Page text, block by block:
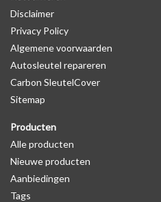
productfoto te kijken of er een logo
Levering
Voor 16:00 besteld = Dezelfde dag
Verzending naar België: 1/3
Merk: SleutelCover
Geschikt voor: Jeep
Gewicht: 20g
Materiaal: Siliconen
Disclaimer
Privacy Policy
Algemene voorwaarden
Autosleutel repareren
Carbon SleutelCover
Sitemap
Producten
Alle producten
Nieuwe producten
Aanbiedingen
Tags